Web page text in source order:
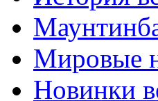
Мировые
Новинки